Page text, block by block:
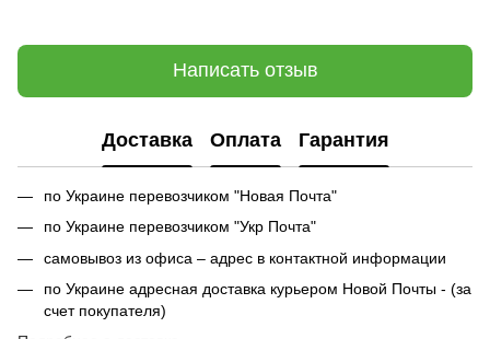
Написать отзыв
Доставка Оплата Гарантия
по Украине перевозчиком "Новая Почта"
по Украине перевозчиком "Укр Почта"
самовывоз из офиса – адрес в контактной информации
по Украине адресная доставка курьером Новой Почты - (за
счет покупателя)